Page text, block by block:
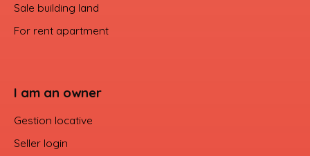
Sale building land
For rent apartment
I am an owner
Gestion locative
Seller login